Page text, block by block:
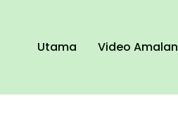
Utama Video Amalan